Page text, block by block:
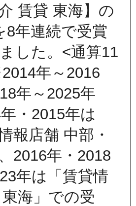
賃貸 東海】の
8年連続で受賞
した。<通算11
年～2016
年～2025年
年・2015年は
報店舗 中部・
2016年・2018
年は「賃貸情
海」での受